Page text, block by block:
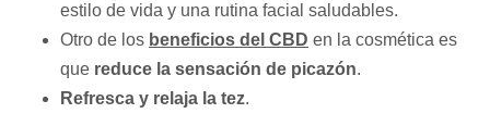
estilo de vida y una rutina facial saludables.
Otro de los beneficios del CBD en la cosmética es
que reduce la sensación de picazón.
Refresca y relaja la tez.